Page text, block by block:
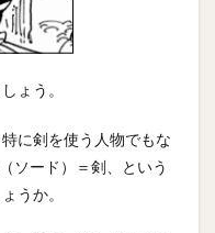
ょう。
に剣を使う人物でもな
ソード）＝剣、という
うか。